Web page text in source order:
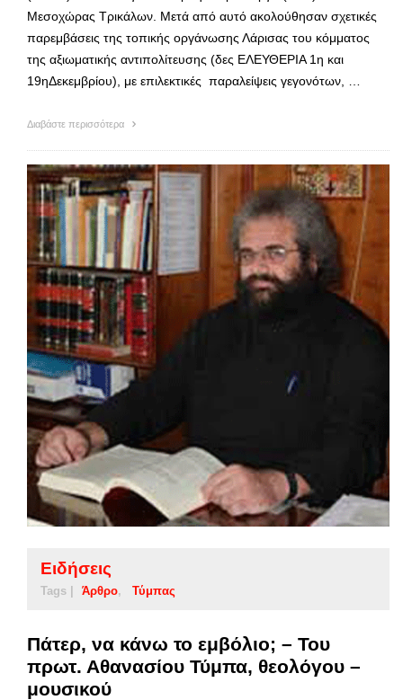
Μεσοχώρας Τρικάλων. Μετά από αυτό ακολούθησαν σχετικές
παρεμβάσεις της τοπικής οργάνωσης Λάρισας του κόμματος
της αξιωματικής αντιπολίτευσης (δες ΕΛΕΥΘΕΡΙΑ 1η και
19ηΔεκεμβρίου), με επιλεκτικές παραλείψεις γεγονότων, …
Διαβάστε περισσότερα
Ειδήσεις
Tags | Άρθρο Τύμπας
Πάτερ, να κάνω το εμβόλιο; – Του
πρωτ. Αθανασίου Τύμπα, θεολόγου –
μουσικού